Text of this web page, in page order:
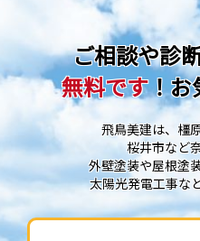
ご相談や診
無料です！お
飛鳥美建は、橿
桜井市など
外壁塗装や屋根塗
太陽光発電工事な